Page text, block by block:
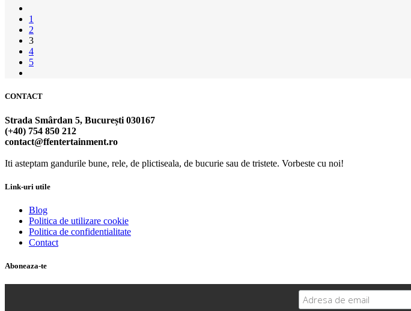
1
2
3
4
5
CONTACT
Strada Smârdan 5, București 030167
(+40) 754 850 212
contact@ffentertainment.ro
Iti asteptam gandurile bune, rele, de plictiseala, de bucurie sau de tristete. Vorbeste cu noi!
Link-uri utile
Blog
Politica de utilizare cookie
Politica de confidentialitate
Contact
Aboneaza-te